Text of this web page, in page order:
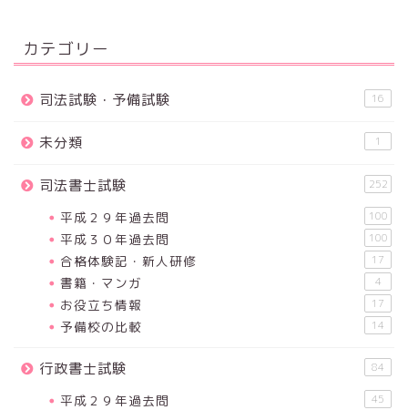
カテゴリー
司法試験・予備試験 16
未分類 1
司法書士試験 252
平成２９年過去問 100
平成３０年過去問 100
合格体験記・新人研修 17
書籍・マンガ 4
お役立ち情報 17
予備校の比較 14
行政書士試験 84
平成２９年過去問 45